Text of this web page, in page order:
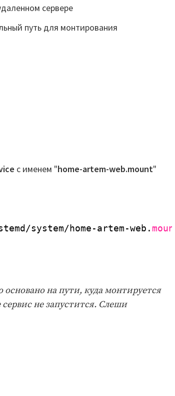
сервере
путь для монтирования
с именем "home-artem-web.mount"
system/home-artem-web . mount
на пути, куда монтируется
не запустится. Слеши